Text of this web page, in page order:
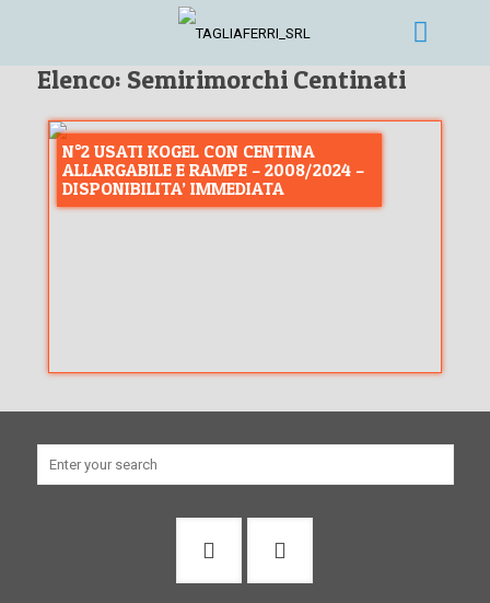
Elenco: Semirimorchi Centinati
N°2 USATI KOGEL CON CENTINA
ALLARGABILE E RAMPE – 2008/2024 –
DISPONIBILITA’ IMMEDIATA